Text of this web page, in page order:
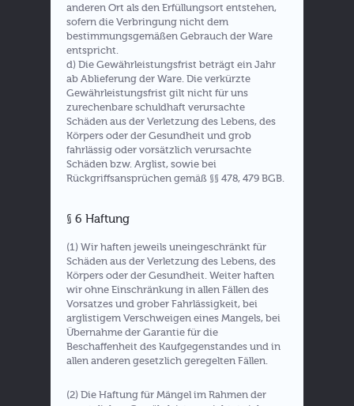
anderen Ort als den Erfüllungsort entstehen,
sofern die Verbringung nicht dem
bestimmungsgemäßen Gebrauch der Ware
entspricht.
d) Die Gewährleistungsfrist beträgt ein Jahr
ab Ablieferung der Ware. Die verkürzte
Gewährleistungsfrist gilt nicht für uns
zurechenbare schuldhaft verursachte
Schäden aus der Verletzung des Lebens, des
Körpers oder der Gesundheit und grob
fahrlässig oder vorsätzlich verursachte
Schäden bzw. Arglist, sowie bei
Rückgriffsansprüchen gemäß §§ 478, 479 BGB.
§ 6 Haftung
(1) Wir haften jeweils uneingeschränkt für
Schäden aus der Verletzung des Lebens, des
Körpers oder der Gesundheit. Weiter haften
wir ohne Einschränkung in allen Fällen des
Vorsatzes und grober Fahrlässigkeit, bei
arglistigem Verschweigen eines Mangels, bei
Übernahme der Garantie für die
Beschaffenheit des Kaufgegenstandes und in
allen anderen gesetzlich geregelten Fällen.
(2) Die Haftung für Mängel im Rahmen der